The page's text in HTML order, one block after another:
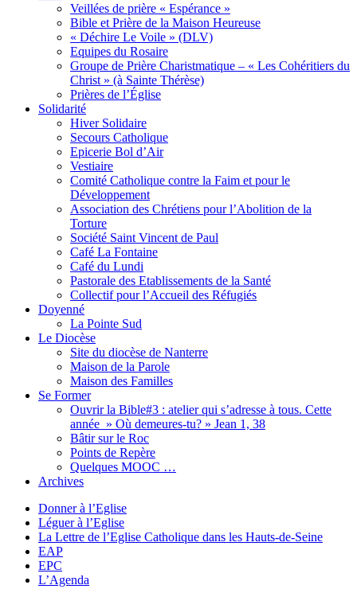
Veillées de prière « Espérance »
Bible et Prière de la Maison Heureuse
« Déchire Le Voile » (DLV)
Equipes du Rosaire
Groupe de Prière Charistmatique – « Les Cohéritiers du
Christ » (à Sainte Thérèse)
Prières de l’Église
Solidarité
Hiver Solidaire
Secours Catholique
Epicerie Bol d’Air
Vestiaire
Comité Catholique contre la Faim et pour le
Développement
Association des Chrétiens pour l’Abolition de la
Torture
Société Saint Vincent de Paul
Café La Fontaine
Café du Lundi
Pastorale des Etablissements de la Santé
Collectif pour l’Accueil des Réfugiés
Doyenné
La Pointe Sud
Le Diocèse
Site du diocèse de Nanterre
Maison de la Parole
Maison des Familles
Se Former
Ouvrir la Bible#3 : atelier qui s’adresse à tous. Cette
année » Où demeures-tu? » Jean 1, 38
Bâtir sur le Roc
Points de Repère
Quelques MOOC …
Archives
Donner à l’Eglise
Léguer à l’Eglise
La Lettre de l’Eglise Catholique dans les Hauts-de-Seine
EAP
EPC
L’Agenda